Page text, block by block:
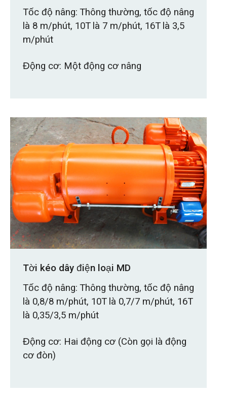
Tốc độ nâng: Thông thường, tốc độ nâng
là 8 m/phút, 10T là 7 m/phút, 16T là 3,5
m/phút
Động cơ: Một động cơ nâng
Tời kéo dây điện loại MD
Tốc độ nâng: Thông thường, tốc độ nâng
là 0,8/8 m/phút, 10T là 0,7/7 m/phút, 16T
là 0,35/3,5 m/phút
Động cơ: Hai động cơ (Còn gọi là động
cơ đòn)